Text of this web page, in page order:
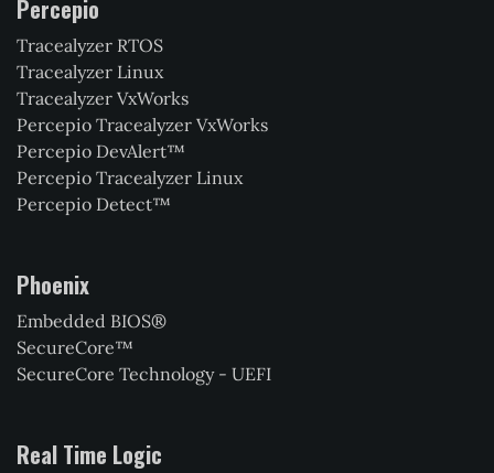
Percepio
Tracealyzer RTOS
Tracealyzer Linux
Tracealyzer VxWorks
Percepio Tracealyzer VxWorks
Percepio DevAlert™
Percepio Tracealyzer Linux
Percepio Detect™
Phoenix
Embedded BIOS®
SecureCore™
SecureCore Technology - UEFI
Real Time Logic